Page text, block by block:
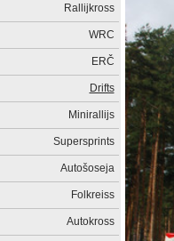
Rallijkross
WRC
ERČ
Drifts
Minirallijs
Supersprints
Autošoseja
Folkreiss
Autokross